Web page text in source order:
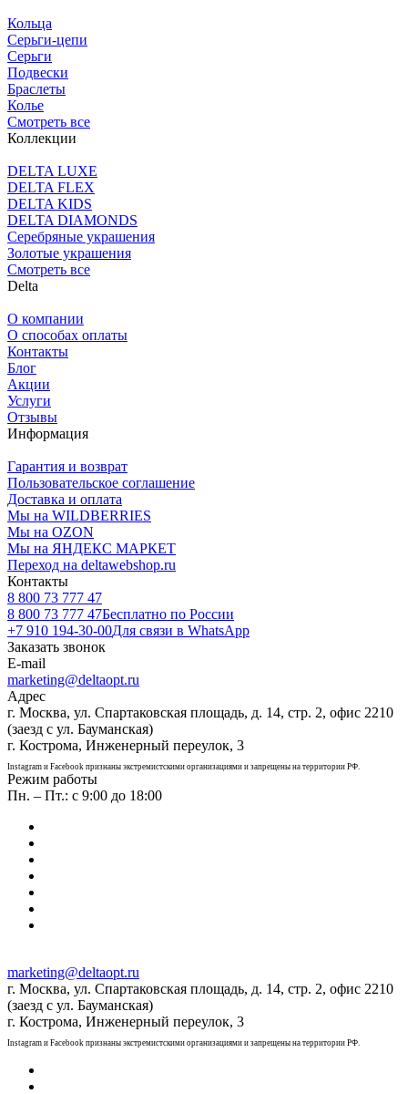
Кольца
Серьги-цепи
Серьги
Подвески
Браслеты
Колье
Смотреть все
Коллекции
DELTA LUXE
DELTA FLEX
DELTA KIDS
DELTA DIAMONDS
Серебряные украшения
Золотые украшения
Смотреть все
Delta
О компании
О способах оплаты
Контакты
Блог
Акции
Услуги
Отзывы
Информация
Гарантия и возврат
Пользовательское соглашение
Доставка и оплата
Мы на WILDBERRIES
Мы на OZON
Мы на ЯНДЕКС МАРКЕТ
Переход на deltawebshop.ru
Контакты
8 800 73 777 47
8 800 73 777 47Бесплатно по России
+7 910 194-30-00Для связи в WhatsApp
Заказать звонок
E-mail
marketing@deltaopt.ru
Адрес
г. Москва, ул. Спартаковская площадь, д. 14, стр. 2, офис 2210
(заезд с ул. Бауманская)
г. Кострома, Инженерный переулок, 3
Instagram и Facebook признаны экстремистскими организациями и запрещены на территории РФ.
Режим работы
Пн. – Пт.: с 9:00 до 18:00
marketing@deltaopt.ru
г. Москва, ул. Спартаковская площадь, д. 14, стр. 2, офис 2210
(заезд с ул. Бауманская)
г. Кострома, Инженерный переулок, 3
Instagram и Facebook признаны экстремистскими организациями и запрещены на территории РФ.